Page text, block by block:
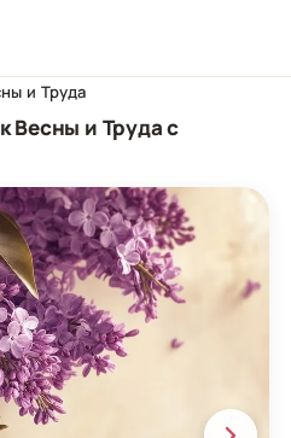
и Труда
Весны и Труда с